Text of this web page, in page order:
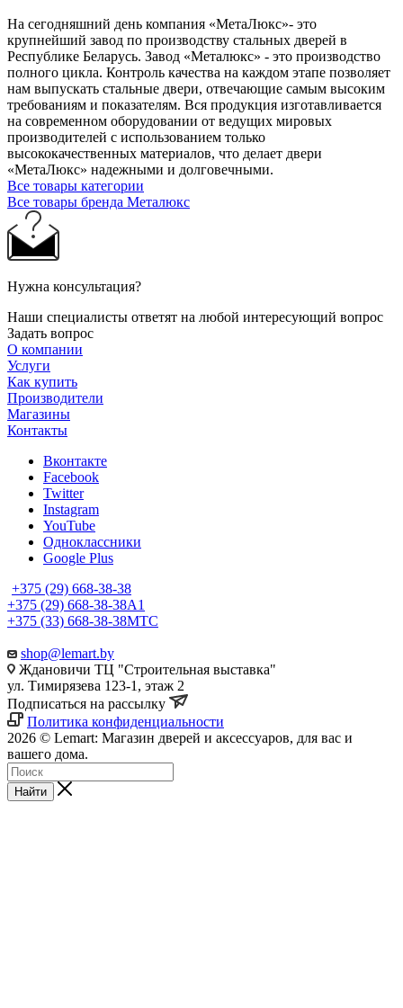
На сегодняшний день компания «МетаЛюкс»- это
крупнейший завод по производству стальных дверей в
Республике Беларусь. Завод «Металюкс» - это производство
полного цикла. Контроль качества на каждом этапе позволяет
нам выпускать стальные двери, отвечающие самым высоким
требованиям и показателям. Вся продукция изготавливается
на современном оборудовании от ведущих мировых
производителей с использованием только
высококачественных материалов, что делает двери
«МетаЛюкс» надежными и долговечными.
Все товары категории
Все товары бренда Металюкс
Нужна консультация?
Наши специалисты ответят на любой интересующий вопрос
Задать вопрос
О компании
Услуги
Как купить
Производители
Магазины
Контакты
Вконтакте
Facebook
Twitter
Instagram
YouTube
Одноклассники
Google Plus
+375 (29) 668-38-38
+375 (29) 668-38-38A1
+375 (33) 668-38-38МТС
shop@lemart.by
Ждановичи ТЦ "Строительная выставка"
ул. Тимирязева 123-1, этаж 2
Подписаться на рассылку
Политика конфиденциальности
2026 © Lemart: Магазин дверей и аксессуаров, для вас и
вашего дома.
Найти